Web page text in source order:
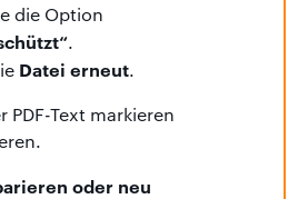
die Option
.
Datei erneut.
PDF-Text markieren
oder neu